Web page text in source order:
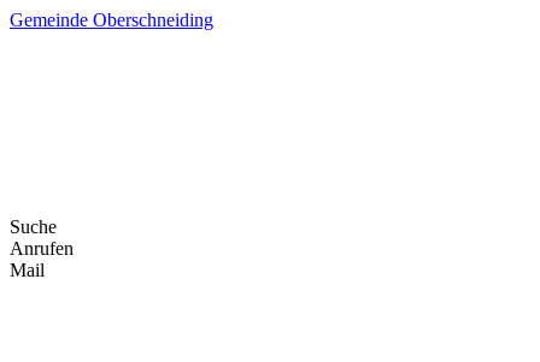
Skip
Gemeinde Oberschneiding
Suche
Anrufen
Mail